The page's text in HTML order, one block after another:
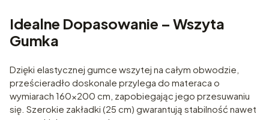
Idealne Dopasowanie – Wszyta
Gumka
Dzięki elastycznej gumce wszytej na całym obwodzie,
prześcieradło doskonale przylega do materaca o
wymiarach 160x200 cm, zapobiegając jego przesuwaniu
się. Szerokie zakładki (25 cm) gwarantują stabilność nawet